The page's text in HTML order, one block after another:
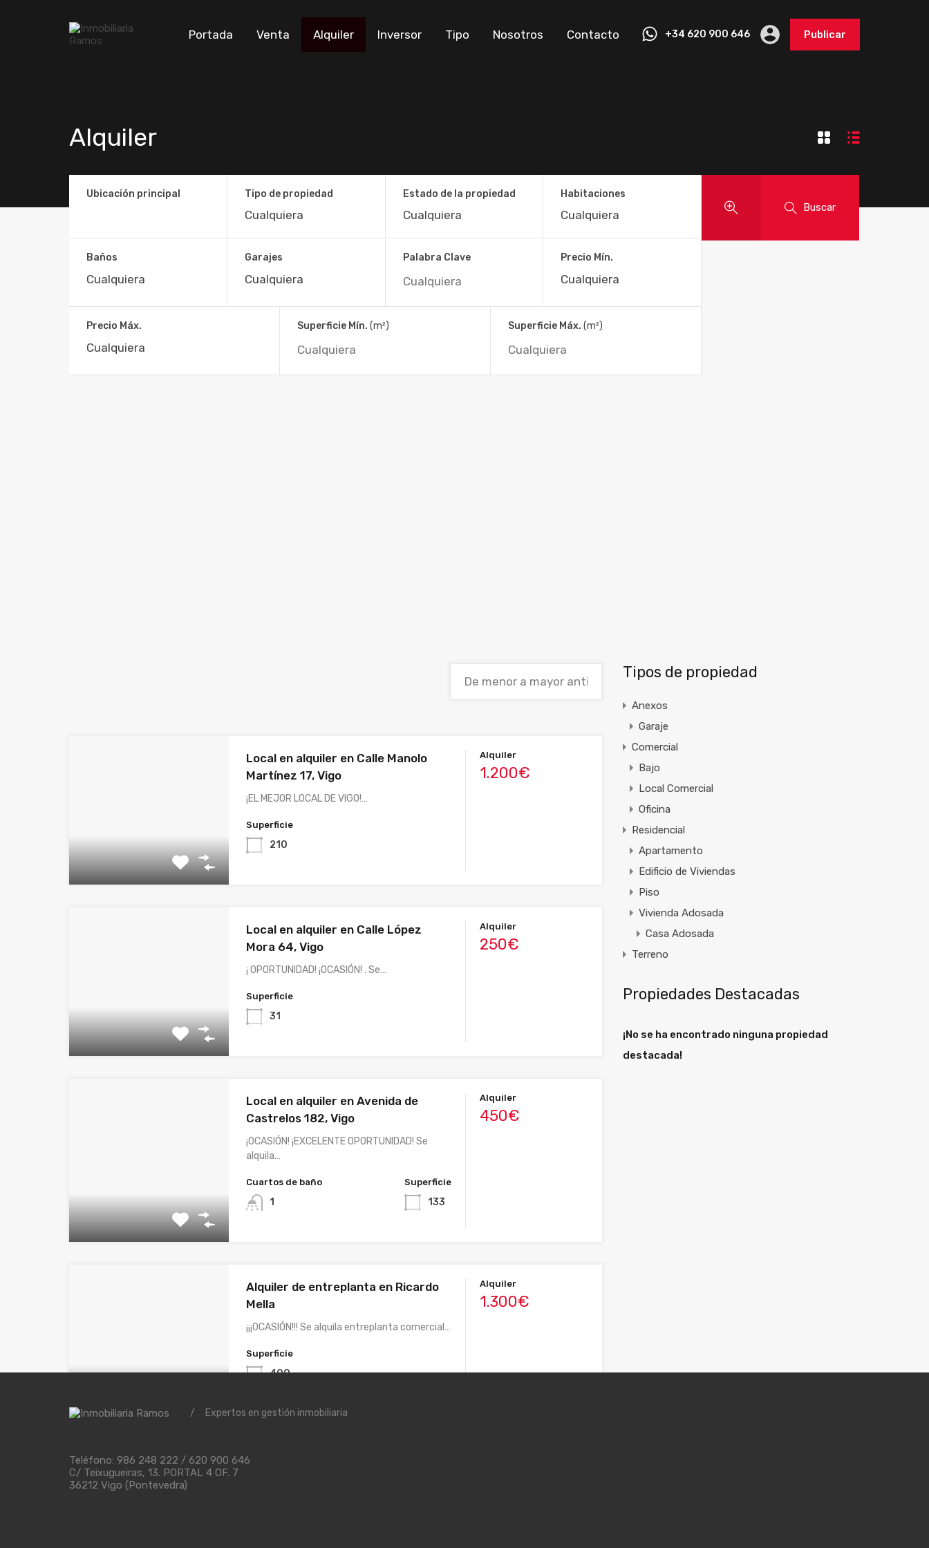
Portada Venta Alquiler Inversor Tipo Nosotros Contacto +34 620 900 646 Publicar
Alquiler
Ubicación principal Tipo de propiedad Estado de la propiedad Habitaciones
Baños Garajes Palabra Clave Precio Mín.
Precio Máx. Superficie Mín. (m²) Superficie Máx. (m²)
Buscar
Local en alquiler en Calle Manolo
Martínez 17, Vigo
¡EL MEJOR LOCAL DE VIGO!…
Superficie
210
Alquiler
1.200€
Local en alquiler en Calle López
Mora 64, Vigo
¡ OPORTUNIDAD! ¡OCASIÓN! . Se…
Superficie
31
Alquiler
250€
Local en alquiler en Avenida de
Castrelos 182, Vigo
¡OCASIÓN! ¡EXCELENTE OPORTUNIDAD! Se
alquila…
Cuartos de baño
1
Superficie
133
Alquiler
450€
Alquiler de entreplanta en Ricardo
Mella
¡¡¡OCASIÓN!!! Se alquila entreplanta comercial…
Superficie
400
Alquiler
1.300€
Local céntrico
Tipos de propiedad
Anexos
Garaje
Comercial
Bajo
Local Comercial
Oficina
Residencial
Apartamento
Edificio de Viviendas
Piso
Vivienda Adosada
Casa Adosada
Terreno
Propiedades Destacadas
¡No se ha encontrado ninguna propiedad
destacada!
/ Expertos en gestión inmobiliaria
Teléfono: 986 248 222 / 620 900 646
C/ Teixugueiras, 13. PORTAL 4 OF. 7
36212 Vigo (Pontevedra)